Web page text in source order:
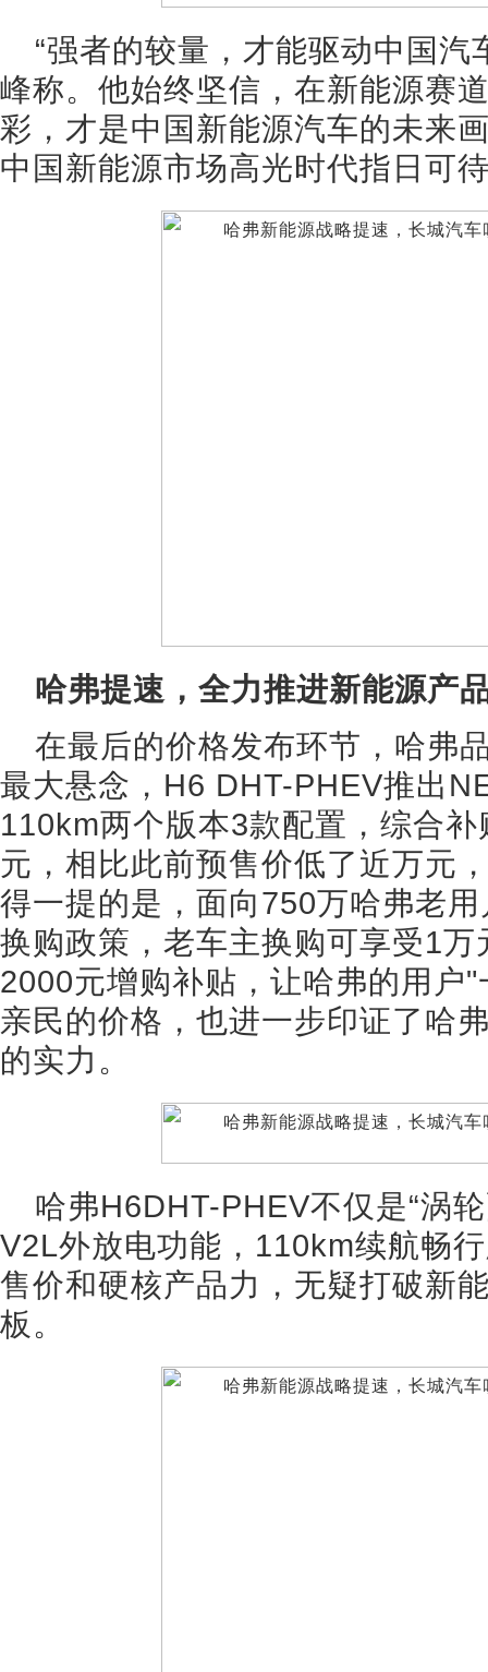
“强者的较量，才能驱动中国汽
峰称。他始终坚信，在新能源赛
彩，才是中国新能源汽车的未来
中国新能源市场高光时代指日可
哈弗提速，全力推进新能源产
在最后的价格发布环节，哈弗
最大悬念，H6 DHT-PHEV推出
110km两个版本3款配置，综合
元，相比此前预售价低了近万元
得一提的是，面向750万哈弗老
换购政策，老车主换购可享受1
2000元增购补贴，让哈弗的用户
亲民的价格，也进一步印证了哈
的实力。
哈弗H6DHT-PHEV不仅是“涡
V2L外放电功能，110km续航畅
售价和硬核产品力，无疑打破新
板。